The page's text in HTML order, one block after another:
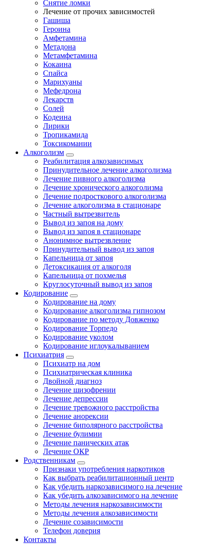
Снятие ломки
Лечение от прочих зависимостей
Гашиша
Героина
Амфетамина
Метадона
Метамфетамина
Кокаина
Спайса
Марихуаны
Мефедрона
Лекарств
Солей
Кодеина
Лирики
Тропикамида
Токсикомании
Алкоголизм
Реабилитация алкозависимых
Принудительное лечение алкоголизма
Лечение пивного алкоголизма
Лечение хронического алкоголизма
Лечение подросткового алкоголизма
Лечение алкоголизма в стационаре
Частный вытрезвитель
Вывод из запоя на дому
Вывод из запоя в стационаре
Анонимное вытрезвление
Принудительный вывод из запоя
Капельница от запоя
Детоксикация от алкоголя
Капельница от похмелья
Круглосуточный вывод из запоя
Кодирование
Кодирование на дому
Кодирование алкоголизма гипнозом
Кодирование по методу Довженко
Кодирование Торпедо
Кодирование уколом
Кодирование иглоукалыванием
Психиатрия
Психиатр на дом
Психиатрическая клиника
Двойной диагноз
Лечение шизофрении
Лечение депрессии
Лечение тревожного расстройства
Лечение анорексии
Лечение биполярного расстройства
Лечение булимии
Лечение панических атак
Лечение ОКР
Родственникам
Признаки употребления наркотиков
Как выбрать реабилитационный центр
Как убедить наркозависимого на лечение
Как убедить алкозависимого на лечение
Методы лечения наркозависимости
Методы лечения алкозависимости
Лечение созависимости
Телефон доверия
Контакты